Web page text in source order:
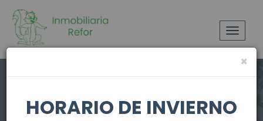
Toggle
×
HORARIO DE INVIERNO